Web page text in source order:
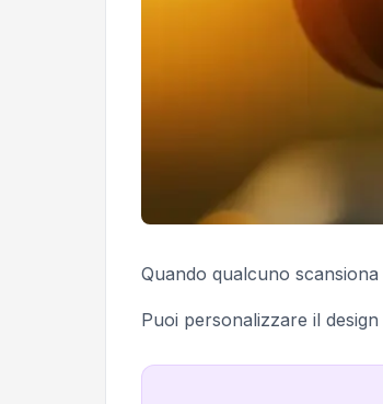
Quando qualcuno
Puoi personalizzare il